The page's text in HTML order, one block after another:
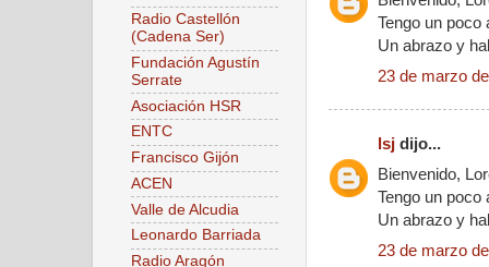
Tengo un poco
Un abrazo y
23 de marzo
lsj dijo...
Bienvenido,
Tengo un poco
Un abrazo y
23 de marzo
Radio Castellón
(Cadena Ser)
Fundación Agustín
Serrate
Asociación HSR
ENTC
Francisco Gijón
ACEN
Valle de Alcudia
Leonardo Barriada
Radio Aragón